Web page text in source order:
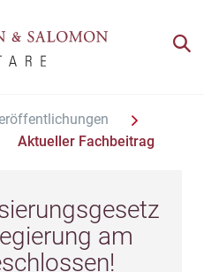
Aktueller Fachbeitrag
am